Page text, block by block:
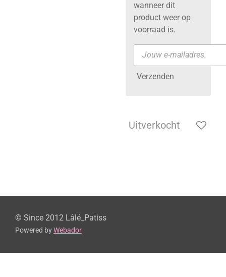
wanneer dit
product weer op
voorraad is.
Verzenden
Uitverkocht
© Since 2012 Lâlé_Patiss
Powered byWebador